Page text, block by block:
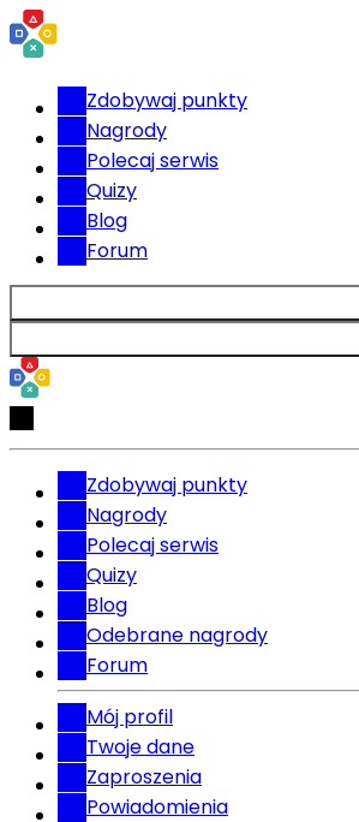
Zdobywaj punkty
Nagrody
Polecaj serwis
Quizy
Blog
Forum
Zdobywaj punkty
Nagrody
Polecaj serwis
Quizy
Blog
Odebrane nagrody
Forum
Mój profil
Twoje dane
Zaproszenia
Powiadomienia